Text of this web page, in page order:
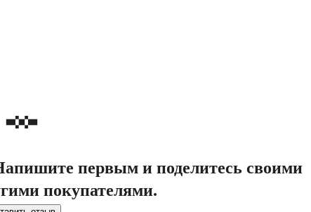
первым и поделитесь своими
покупателями.